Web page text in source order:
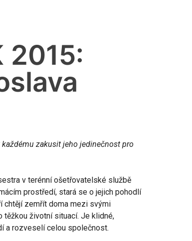
2015:
zakusit jeho jedinečnost pro
v terénní ošetřovatelské službě
prostředí, stará se o jejich pohodlí
chtějí zemřít doma mezi svými
těžkou životní situací. Je klidné,
a rozveselí celou společnost.